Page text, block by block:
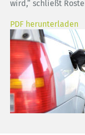
wird,“ schließt
PDF herunterladen